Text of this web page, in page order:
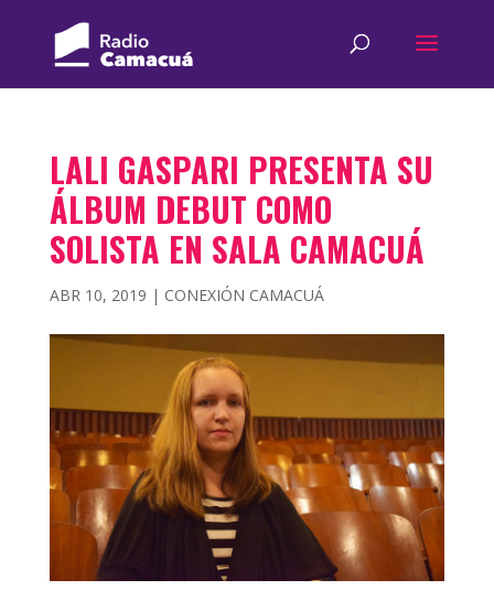
LALI GASPARI PRESENTA SU
ÁLBUM DEBUT COMO
SOLISTA EN SALA CAMACUÁ
ABR 10, 2019 | CONEXIÓN CAMACUÁ